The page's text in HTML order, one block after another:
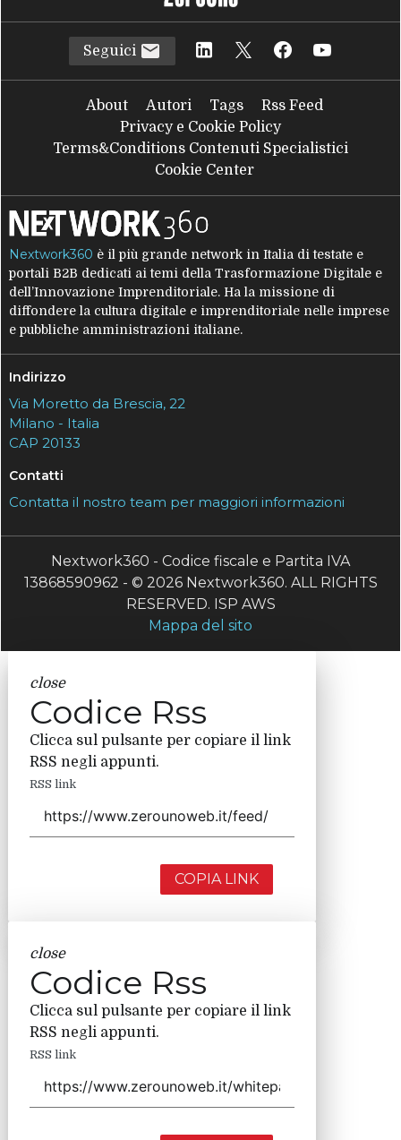
Seguici
About Autori Tags
Rss Feed
Privacy e Cookie Policy
Terms&Conditions Contenuti Specialistici
Cookie Center
Nextwork360 è il più grande network in Italia di testate e
portali B2B dedicati ai temi della Trasformazione Digitale e
dell’Innovazione Imprenditoriale. Ha la missione di
diffondere la cultura digitale e imprenditoriale nelle imprese
e pubbliche amministrazioni italiane.
Indirizzo
Via Moretto da Brescia, 22
Milano - Italia
CAP 20133
Contatti
Contatta il nostro team per maggiori informazioni
Nextwork360 - Codice fiscale e Partita IVA
13868590962 - © 2026 Nextwork360. ALL RIGHTS
RESERVED. ISP AWS
Mappa del sito
close
Codice Rss
Clicca sul pulsante per copiare il link
RSS negli appunti.
RSS link
COPIA LINK
close
Codice Rss
Clicca sul pulsante per copiare il link
RSS negli appunti.
RSS link